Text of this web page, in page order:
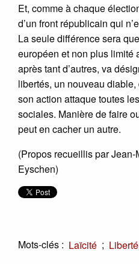
Et, comme à chaque
d’un front républicain qui
La seule différence sera
européen et non plus limité
après tant d’autres, va
libertés, un nouveau
son action attaque toutes
sociales. Manière de faire
peut en cacher un autre.
(Propos recueillis par
Eyschen)
Mots-clés : Laïcité ; Liberté